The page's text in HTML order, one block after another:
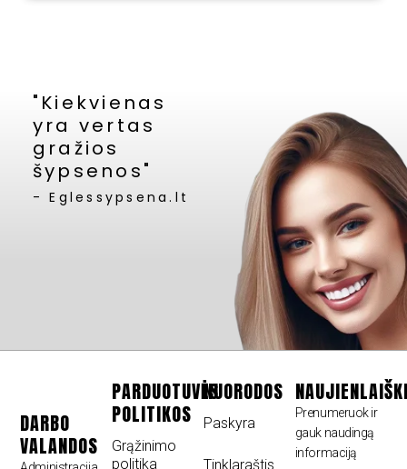
"Kiekvienas
yra vertas
gražios
šypsenos"
- Eglessypsena.lt
DARBO
VALANDOS
PARDUOTUVĖS
POLITIKOS
Grąžinimo
politika
NUORODOS
Paskyra
Tinklaraštis
Prenumeruok ir
gauk naudingą
informaciją